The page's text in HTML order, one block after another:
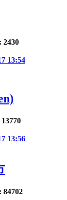
2430
13:54
13:56
84702